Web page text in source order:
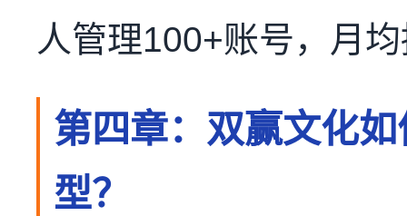
人管理100+账号，月
第四章：双赢文化
型？